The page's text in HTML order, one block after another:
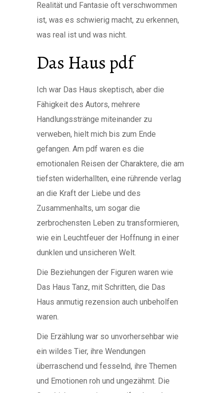
Realität und Fantasie oft verschwommen
ist, was es schwierig macht, zu erkennen,
was real ist und was nicht.
Das Haus pdf
Ich war Das Haus skeptisch, aber die
Fähigkeit des Autors, mehrere
Handlungsstränge miteinander zu
verweben, hielt mich bis zum Ende
gefangen. Am pdf waren es die
emotionalen Reisen der Charaktere, die am
tiefsten widerhallten, eine rührende verlag
an die Kraft der Liebe und des
Zusammenhalts, um sogar die
zerbrochensten Leben zu transformieren,
wie ein Leuchtfeuer der Hoffnung in einer
dunklen und unsicheren Welt.
Die Beziehungen der Figuren waren wie
Das Haus Tanz, mit Schritten, die Das
Haus anmutig rezension auch unbeholfen
waren.
Die Erzählung war so unvorhersehbar wie
ein wildes Tier, ihre Wendungen
überraschend und fesselnd, ihre Themen
und Emotionen roh und ungezähmt. Die